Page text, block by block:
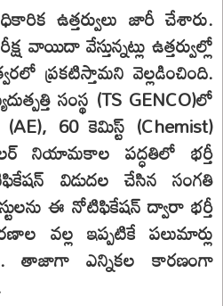
ఉత్తర్వులు జారీ చేశారు.
వేస్తున్నట్లు ఉత్తర్వుల్లో
ప్రకటిస్తామని వెల్లడించింది.
సంస్థ (TS GENCO)లో
60 కెమిస్ట్‌ (Chemist)
నియామకాల పద్ధతిలో భర్తీ
విడుదల చేసిన సంగతి
ఈ నోటిఫికేషన్‌ ద్వారా భర్తీ
వల్ల ఇప్పటికే పలుమార్లు
తాజాగా ఎన్నికల కారణంగా